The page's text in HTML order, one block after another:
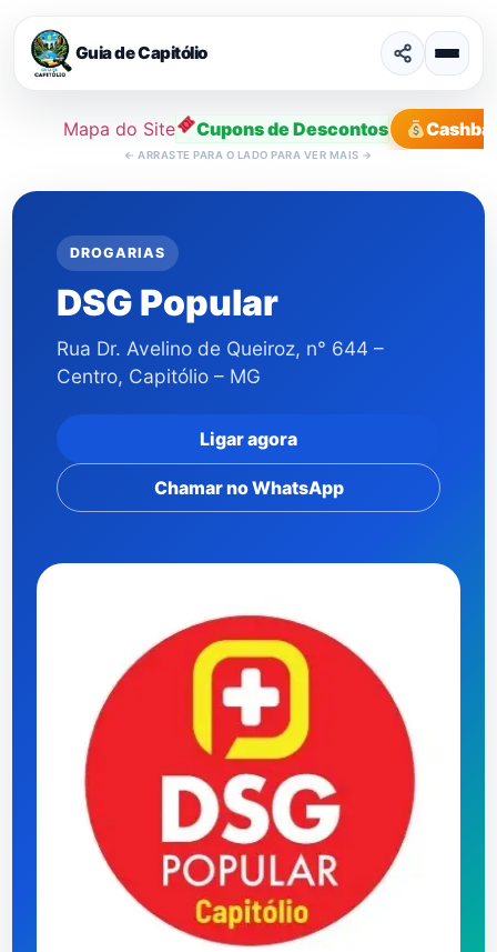
Guia de Capitólio
Mapa do Site Cupons de Descontos
← ARRASTE PARA O LADO PARA VER MAIS →
conteúdo
DROGARIAS
DSG Popular
Rua Dr. Avelino de Queiroz, n° 644 –
Centro, Capitólio – MG
Ligar agora
Chamar no WhatsApp